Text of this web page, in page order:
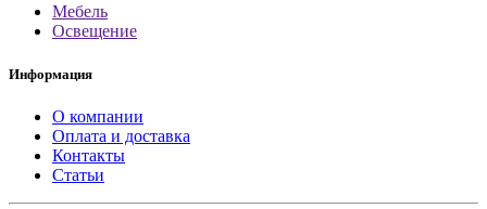
Мебель
Освещение
Информация
О компании
Оплата и доставка
Контакты
Статьи